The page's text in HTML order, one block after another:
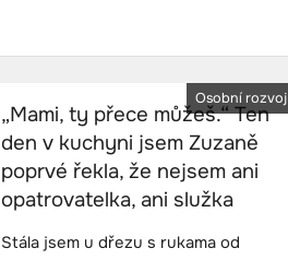
Osobní rozvoj
„Mami, ty přece můžeš.“ Ten
den v kuchyni jsem Zuzaně
poprvé řekla, že nejsem ani
opatrovatelka, ani služka
Stála jsem u dřezu s rukama od